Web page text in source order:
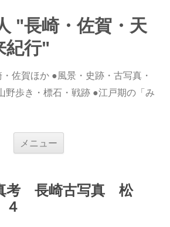
"長崎・佐賀・天
紀行"
佐賀ほか ●風景・史跡・古写真・
野歩き・標石・戦跡 ●江戸期の「み
メニュー
ス
キ
考 長崎古写真 松